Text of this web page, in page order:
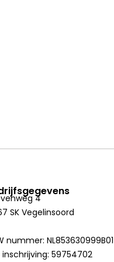
4
SK Vegelinsoord
nummer: NL853630999B01
inschrijving: 59754702